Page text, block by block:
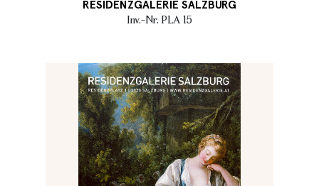
RESIDENZGALERIE SALZBURG
Inv.-Nr. PLA 15